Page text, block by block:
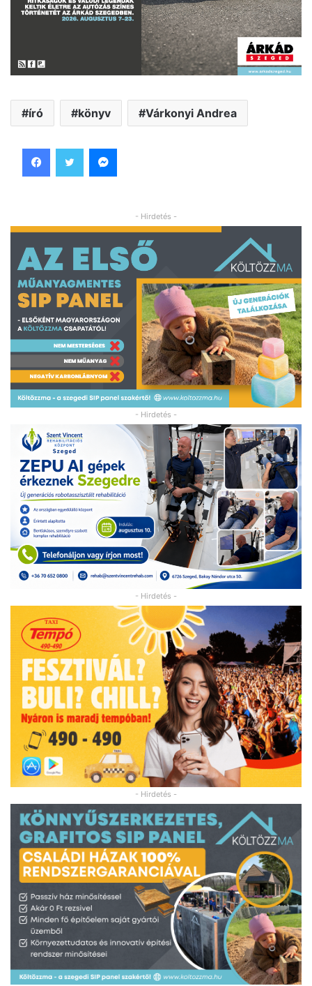
író könyv Várkonyi Andrea
- Hirdetés -
- Hirdetés -
- Hirdetés -
- Hirdetés -